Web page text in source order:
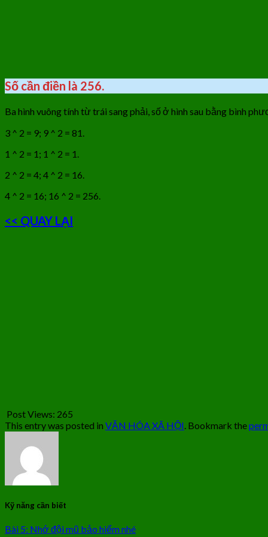
Số cần điền là 256.
Ba hình vuông tính từ trái sang phải, số ở hình sau bằng bình
3 ^ 2 = 9; 9 ^ 2 = 81.
1 ^ 2 = 1; 1 ^ 2 = 1.
2 ^ 2 = 4; 4 ^ 2 = 16.
4 ^ 2 = 16; 16 ^ 2 = 256.
<< QUAY LẠI
Post Views: 265
This entry was posted in VĂN HÓA XÃ HỘI. Bookmark the
Kỹ năng cần biết
Bài 5: Nhớ đội mũ bảo hiểm nhé